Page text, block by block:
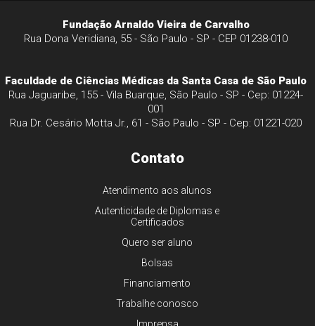
Fundação Arnaldo Vieira de Carvalho
Rua Dona Veridiana, 55 - São Paulo - SP - CEP 01238-010
Faculdade de Ciências Médicas da Santa Casa de São Paulo
Rua Jaguaribe, 155 - Vila Buarque, São Paulo - SP - Cep: 01224-
001
Rua Dr. Cesário Motta Jr., 61 - São Paulo - SP - Cep: 01221-020
Contato
Atendimento aos alunos
Autenticidade de Diplomas e
Certificados
Quero ser aluno
Bolsas
Financiamento
Trabalhe conosco